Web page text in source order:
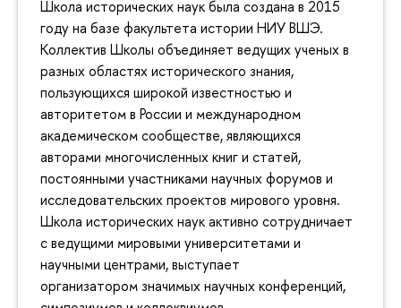
Школа исторических наук была создана в 2015
году на базе факультета истории НИУ ВШЭ.
Коллектив Школы объединяет ведущих ученых в
разных областях исторического знания,
пользующихся широкой известностью и
авторитетом в России и международном
академическом сообществе, являющихся
авторами многочисленных книг и статей,
постоянными участниками научных форумов и
исследовательских проектов мирового уровня.
Школа исторических наук активно сотрудничает
с ведущими мировыми университетами и
научными центрами, выступает
организатором значимых научных конференций,